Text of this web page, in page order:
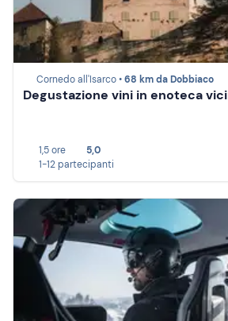
Cornedo all'Isarco •68 km da Dobbiaco
Degustazione vini in enoteca
1,5 ore
5,0
1-12 partecipanti